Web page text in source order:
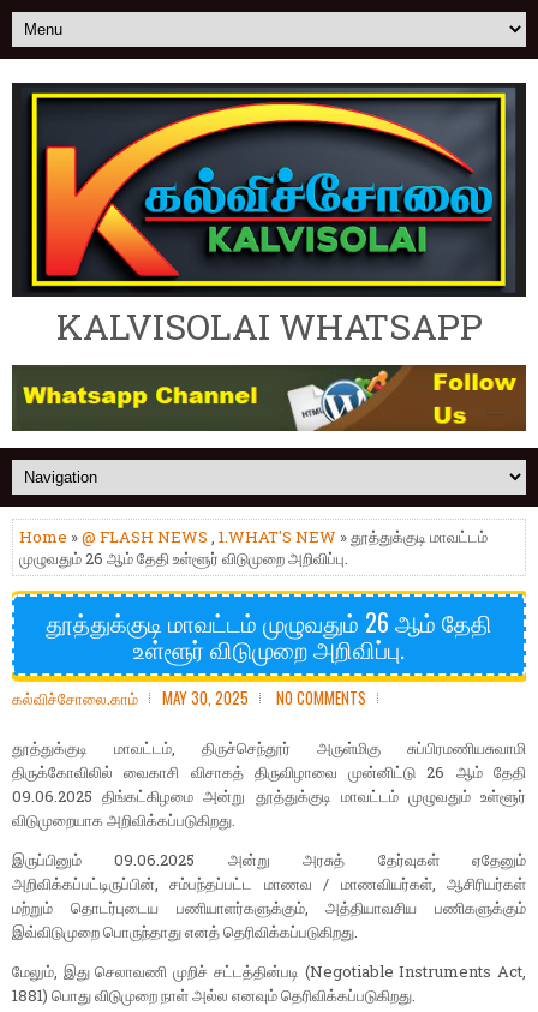
KALVISOLAI WHATSAPP
Home »@ FLASH NEWS , 1.WHAT'S NEW » தூத்துக்குடி மாவட்டம்
முழுவதும் 26 ஆம் தேதி உள்ளூர் விடுமுறை அறிவிப்பு.
தூத்துக்குடி மாவட்டம் முழுவதும் 26 ஆம் தேதி
உள்ளூர் விடுமுறை அறிவிப்பு.
கல்விச்சோலை.காம் MAY 30, 2025 NO COMMENTS
தூத்துக்குடி மாவட்டம், திருச்செந்தூர் அருள்மிகு சுப்பிரமணியசுவாமி
திருக்கோவிலில் வைகாசி விசாகத் திருவிழாவை முன்னிட்டு 26 ஆம் தேதி
09.06.2025 திங்கட்கிழமை அன்று தூத்துக்குடி மாவட்டம் முழுவதும் உள்ளூர்
விடுமுறையாக அறிவிக்கப்படுகிறது.
இருப்பினும் 09.06.2025 அன்று அரசுத் தேர்வுகள் ஏதேனும்
அறிவிக்கப்பட்டிருப்பின், சம்பந்தப்பட்ட மாணவ / மாணவியர்கள், ஆசிரியர்கள்
மற்றும் தொடர்புடைய பணியாளர்களுக்கும், அத்தியாவசிய பணிகளுக்கும்
இவ்விடுமுறை பொருந்தாது எனத் தெரிவிக்கப்படுகிறது.
மேலும், இது செலாவணி முறிச் சட்டத்தின்படி (Negotiable Instruments Act,
1881) பொது விடுமுறை நாள் அல்ல எனவும் தெரிவிக்கப்படுகிறது.